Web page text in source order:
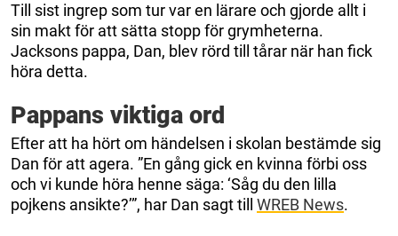
Till sist ingrep som tur var en lärare och gjorde allt i
sin makt för att sätta stopp för grymheterna.
Jacksons pappa, Dan, blev rörd till tårar när han fick
höra detta.
Pappans viktiga ord
Efter att ha hört om händelsen i skolan bestämde sig
Dan för att agera. ”En gång gick en kvinna förbi oss
och vi kunde höra henne säga: ‘Såg du den lilla
pojkens ansikte?’”, har Dan sagt till WREB News.